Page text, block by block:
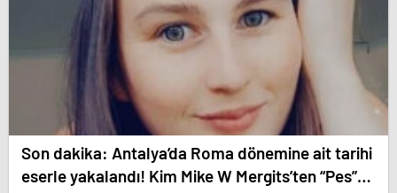
Son dakika: Antalya’da Roma dönemine ait tarihi
eserle yakalandı! Kim Mike W Mergits’ten “Pes”